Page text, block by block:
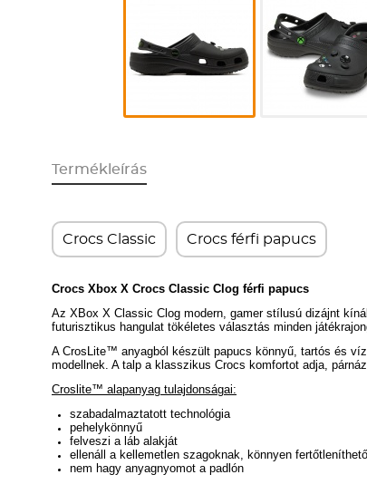
Termékleírás
Crocs Classic Crocs férfi papucs
Crocs Xbox X Crocs Classic Clog férfi papucs
Az XBox X Classic Clog modern, gamer stílusú dizájnt
futurisztikus hangulat tökéletes választás minden
A CrosLite™ anyagból készült papucs könnyű, tartós és
modellnek. A talp a klasszikus Crocs komfortot adja,
Croslite™ alapanyag tulajdonságai:
szabadalmaztatott technológia
pehelykönnyű
felveszi a láb alakját
ellenáll a kellemetlen szagoknak, könnyen fertőtleníthető
nem hagy anyagnyomot a padlón